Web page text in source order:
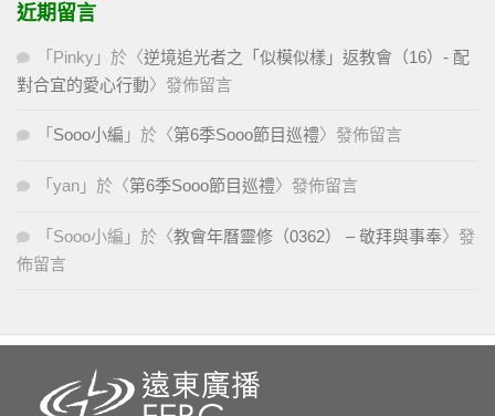
近期留言
「 Pinky 」於〈逆境追光者之「似模似樣」返教會（16）- 配
對合宜的愛心行動〉發佈留言
「 Sooo小編 」於〈第6季Sooo節目巡禮〉發佈留言
「 yan 」於〈第6季Sooo節目巡禮〉發佈留言
「 Sooo小編 」於〈教會年曆靈修（0362） – 敬拜與事奉〉發
佈留言